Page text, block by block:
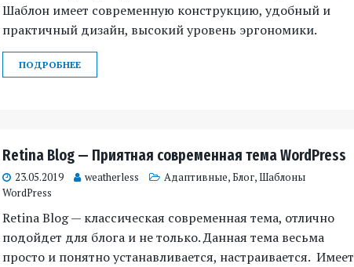
Шаблон имеет современную конструкцию, удобный и
практичный дизайн, высокий уровень эргономики.
ПОДРОБНЕЕ
Retina Blog — Приятная современная тема WordPress
23.05.2019 weatherless Адаптивные,Блог, Шаблоны
WordPress
Retina Blog — классическая современная тема, отлично
подойдет для блога и не только. Данная тема весьма
просто и понятно устанавливается, настраивается. Имеет